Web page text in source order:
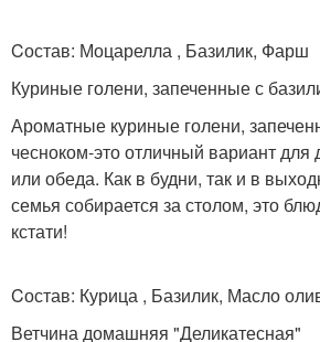
Cостав: Моцарелла , Базилик, Фарш
Куриные голени, запеченные с
Ароматные куриные голени,
чесноком-это отличный вариант
или обеда. Как в будни, так и в
семья собирается за столом, это
кстати!
Cостав: Курица , Базилик, Масло
Ветчина домашняя "Деликатесная"